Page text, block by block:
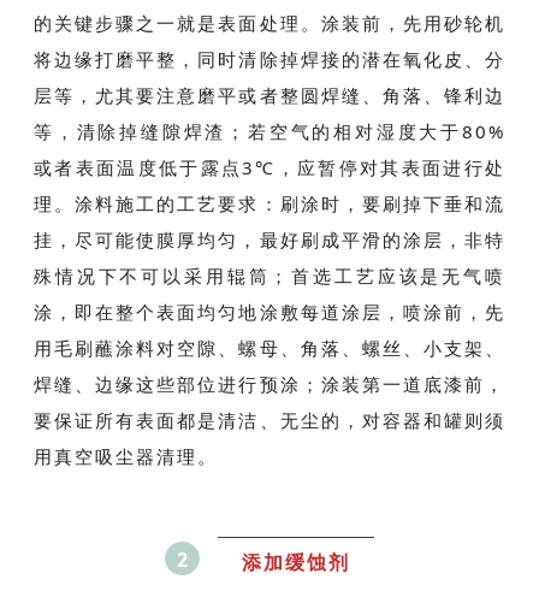
的关键步骤之一就是表面处理。涂装前，先用砂轮机
将边缘打磨平整，同时清除掉焊接的潜在氧化皮、分
层等，尤其要注意磨平或者整圆焊缝、角落、锋利边
等，清除掉缝隙焊渣；若空气的相对湿度大于80%
或者表面温度低于露点3℃，应暂停对其表面进行处
理。涂料施工的工艺要求：刷涂时，要刷掉下垂和流
挂，尽可能使膜厚均匀，最好刷成平滑的涂层，非特
殊情况下不可以采用辊筒；首选工艺应该是无气喷
涂，即在整个表面均匀地涂敷每道涂层，喷涂前，先
用毛刷蘸涂料对空隙、螺母、角落、螺丝、小支架、
焊缝、边缘这些部位进行预涂；涂装第一道底漆前，
要保证所有表面都是清洁、无尘的，对容器和罐则须
用真空吸尘器清理。
2 添加缓蚀剂